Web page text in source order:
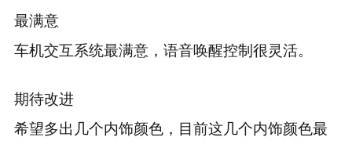
最满意
车机交互系统最满意，语音唤醒控制很灵活。
期待改进
希望多出几个内饰颜色，目前这几个内饰颜色最